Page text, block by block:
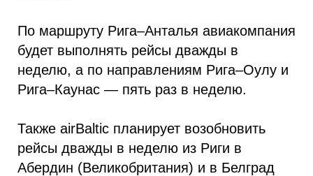
По маршруту Рига–Анталья авиакомпания
будет выполнять рейсы дважды в
неделю, а по направлениям Рига–Оулу и
Рига–Каунас — пять раз в неделю.
Также airBaltic планирует возобновить
рейсы дважды в неделю из Риги в
Абердин (Великобритания) и в Белград